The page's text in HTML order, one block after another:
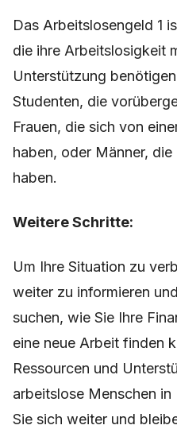
Das Arbeitslosengeld 1
die ihre Arbeitslosigkeit
Unterstützung
Studenten, die
Frauen, die sich von
haben, oder Männer,
haben.
Weitere Schritte:
Um Ihre Situation zu
weiter zu informieren
suchen, wie Sie Ihre
eine neue Arbeit finden
Ressourcen und
arbeitslose Menschen
Sie sich weiter und